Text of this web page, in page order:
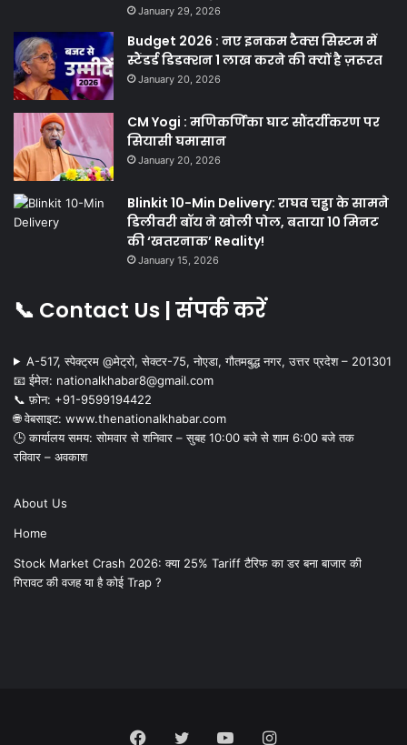
January 29, 2026
Budget 2026 : नए इनकम टैक्स सिस्टम में
स्टैंडर्ड डिडक्शन 1 लाख करने की क्यों है ज़रूरत
January 20, 2026
CM Yogi : मणिकर्णिका घाट सौंदर्यीकरण पर
सियासी घमासान
January 20, 2026
Blinkit 10-Min Delivery: राघव चड्ढा के सामने
डिलीवरी बॉय ने खोली पोल, बताया 10 मिनट
की ‘खतरनाक’ Reality!
January 15, 2026
📞 Contact Us | संपर्क करें
A-517, स्पेक्ट्रम @मेट्रो, सेक्टर-75, नोएडा, गौतमबुद्ध नगर, उत्तर प्रदेश – 201301
📧 ईमेल: nationalkhabar8@gmail.com
📞 फ़ोन: ‪+91-9599194422‬
🌐 वेबसाइट: www.thenationalkhabar.com
🕒 कार्यालय समय: सोमवार से शनिवार – सुबह 10:00 बजे से शाम 6:00 बजे तक
रविवार – अवकाश
About Us
Home
Stock Market Crash 2026: क्या 25% Tariff टैरिफ का डर बना बाजार की
गिरावट की वजह या है कोई Trap ?
Facebook
TwitterYouTubeInstagram